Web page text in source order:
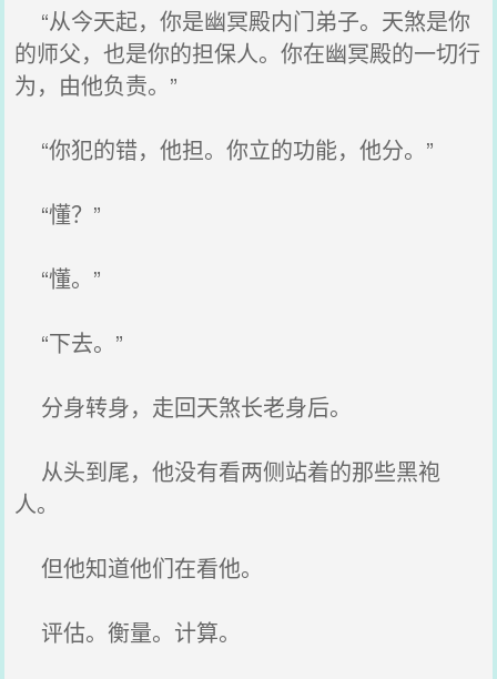
“从今天起，你是幽冥殿内门弟子。天煞是你
的师父，也是你的担保人。你在幽冥殿的一切行
为，由他负责。”
“你犯的错，他担。你立的功能，他分。”
“懂？”
“懂。”
“下去。”
分身转身，走回天煞长老身后。
从头到尾，他没有看两侧站着的那些黑袍
人。
但他知道他们在看他。
评估。衡量。计算。